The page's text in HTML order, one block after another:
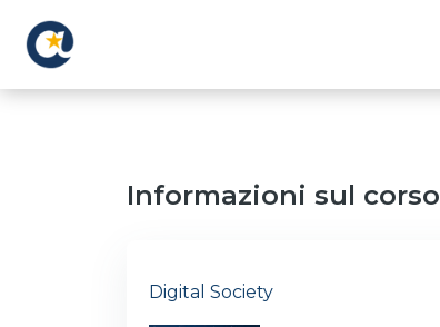
Informazioni sul corso
Digital Society